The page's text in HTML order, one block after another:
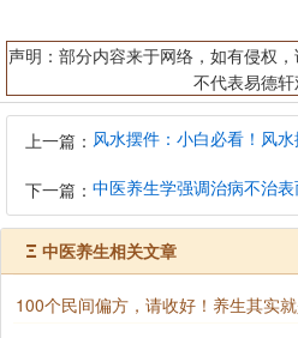
声明：部分内容来于网络，如有侵权
不代表易德轩
上一篇：
下一篇：
Ξ 中医养生相关文章
100个民间偏方，请收好！养生其实